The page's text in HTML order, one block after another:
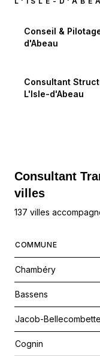
Conseil &
d'Abeau
Consultant
L'Isle-d'Abeau
Consultant
villes
137 villes
COMMUNE
Chambéry
Bassens
Jacob-Bellecombette
Cognin